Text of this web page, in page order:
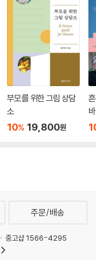
부모를 위한 그림 상담
소
10% 19,800원
주문/배송
중고샵 1566-4295